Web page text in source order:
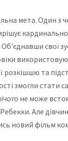
мета. Один з
свої
розкішшю та
змогли стати
не може
Але
новий фільм